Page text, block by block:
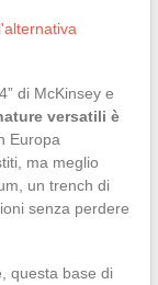
di McKinsey e
versatili è
Europa
ma meglio
un trench di
senza perdere
questa base di